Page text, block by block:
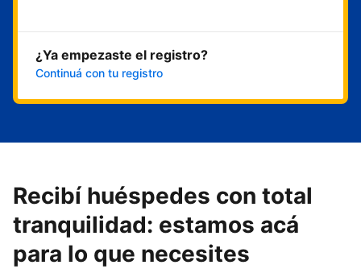
¿Ya empezaste el registro?
Continuá con tu registro
Recibí huéspedes con total
tranquilidad: estamos acá
para lo que necesites